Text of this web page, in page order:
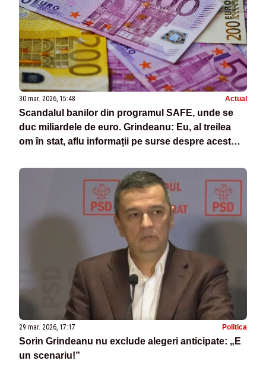
30 mar. 2026, 15:48 Actual
Scandalul banilor din programul SAFE, unde se
duc miliardele de euro. Grindeanu: Eu, al treilea
om în stat, aflu informații pe surse despre acest
29 mar. 2026, 17:17 Politica
Sorin Grindeanu nu exclude alegeri anticipate: „E
un scenariu!”